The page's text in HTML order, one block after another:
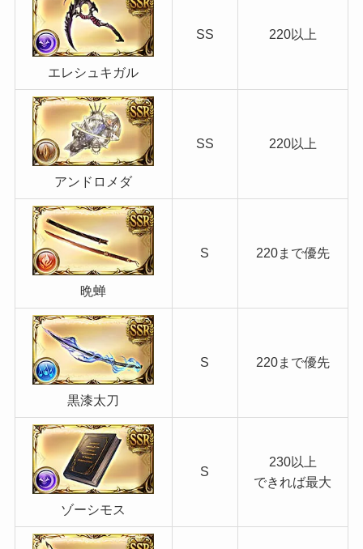
エレシュキガル
SS 220以上
アンドロメダ
SS 220以上
晩蝉
S 220まで優先
黒漆太刀
S 220まで優先
ゾーシモス
S
230以上
できれば最大